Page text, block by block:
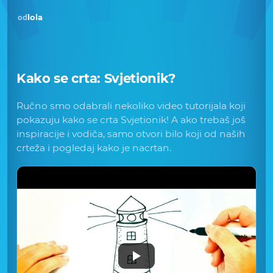
od lola
Kako se crta: Svjetionik?
Ručno smo odabrali nekoliko video tutorijala koji
pokazuju kako se crta Svjetionik! A ako trebaš još
inspiracije i vodiča, samo otvori bilo koji od naših
crteža i pogledaj kako je nacrtan.